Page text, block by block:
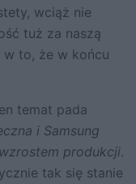
wciąż nie
tuż za naszą
to, że w końcu
temat pada
i Samsung
produkcji.
tak się stanie